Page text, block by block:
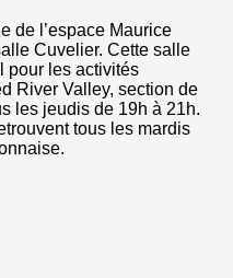
de l’espace Maurice
Cuvelier. Cette salle
pour les activités
River Valley, section de
les jeudis de 19h à 21h.
tous les mardis